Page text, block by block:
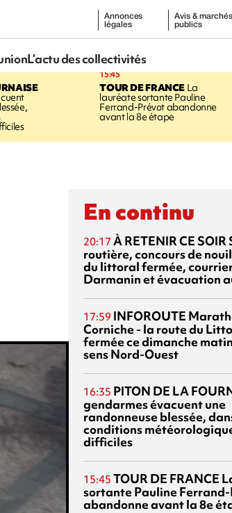
Annonces
légales
Avis & marchés
publics
L’actu des collectivités
15:45
TOUR DE FRANCELa
lauréate sortante Pauline
Ferrand-Prévot abandonne
avant la 8e étape
En continu
20:17 À RETENIR CE SOIR
routière, concours de
du littoral fermée,
Darmanin et évacuation
17:59 INFOROUTE
Corniche - la route du
fermée ce dimanche
sens Nord-Ouest
16:35 PITON DE LA
gendarmes évacuent une
randonneuse blessée,
conditions
difficiles
15:45 TOUR DE FRANCE
sortante Pauline
abandonne avant la 8e